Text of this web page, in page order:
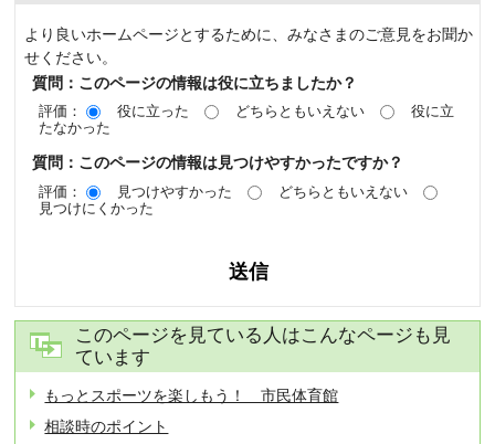
より良いホームページとするために、みなさまのご意見をお聞か
せください。
質問：このページの情報は役に立ちましたか？
評価： 役に立った どちらともいえない
役に立
たなかった
質問：このページの情報は見つけやすかったですか？
評価： 見つけやすかった
どちらともいえない
見つけにくかった
このページを見ている人はこんなページも見
ています
もっとスポーツを楽しもう！ 市民体育館
相談時のポイント